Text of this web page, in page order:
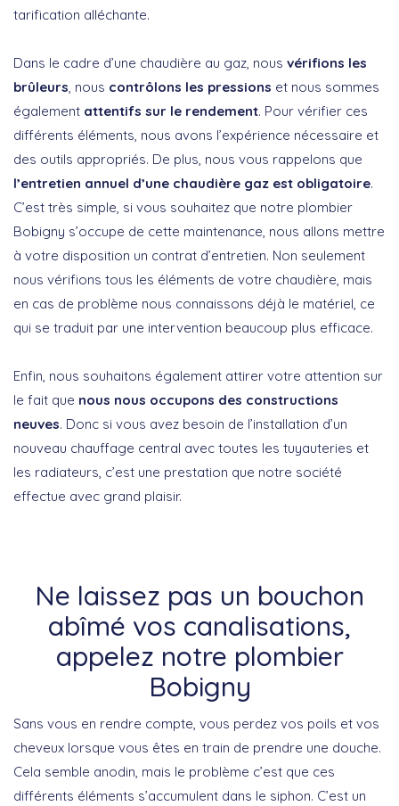
tarification alléchante.
Dans le cadre d’une chaudière au gaz, nous vérifions les
brûleurs , nous contrôlons les pressions et nous sommes
également attentifs sur le rendement. Pour vérifier ces
différents éléments, nous avons l’expérience nécessaire et
des outils appropriés. De plus, nous vous rappelons que
l’entretien annuel d’une chaudière gaz est obligatoire.
C’est très simple, si vous souhaitez que notre plombier
Bobigny s’occupe de cette maintenance, nous allons mettre
à votre disposition un contrat d’entretien. Non seulement
nous vérifions tous les éléments de votre chaudière, mais
en cas de problème nous connaissons déjà le matériel, ce
qui se traduit par une intervention beaucoup plus efficace.
Enfin, nous souhaitons également attirer votre attention sur
le fait que nous nous occupons des constructions
neuves. Donc si vous avez besoin de l’installation d’un
nouveau chauffage central avec toutes les tuyauteries et
les radiateurs, c’est une prestation que notre société
effectue avec grand plaisir.
Ne laissez pas un bouchon
abîmé vos canalisations,
appelez notre plombier
Bobigny
Sans vous en rendre compte, vous perdez vos poils et vos
cheveux lorsque vous êtes en train de prendre une douche.
Cela semble anodin, mais le problème c’est que ces
différents éléments s’accumulent dans le siphon. C’est un